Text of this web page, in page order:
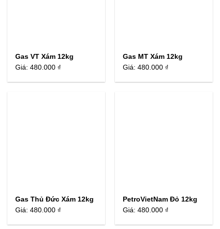
Gas VT Xám 12kg
Giá:480.000 ₫
Gas MT Xám 12kg
Giá:480.000 ₫
Gas Thủ Đức Xám 12kg
Giá:480.000 ₫
PetroVietNam Đỏ 12kg
Giá:480.000 ₫